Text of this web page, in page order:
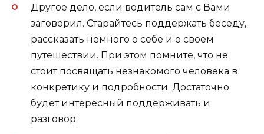
Другое дело, если водитель сам с Вами
заговорил. Старайтесь поддержать беседу,
рассказать немного о себе и о своем
путешествии. При этом помните, что не
стоит посвящать незнакомого человека в
конкретику и подробности. Достаточно
будет интересный поддерживать и
разговор;